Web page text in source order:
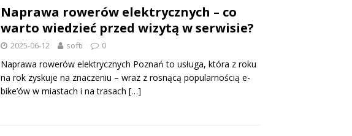
Naprawa rowerów elektrycznych – co
warto wiedzieć przed wizytą w serwisie?
2025-06-12 softi 0
Naprawa rowerów elektrycznych Poznań to usługa, która z roku
na rok zyskuje na znaczeniu – wraz z rosnącą popularnością e-
bike’ów w miastach i na trasach […]